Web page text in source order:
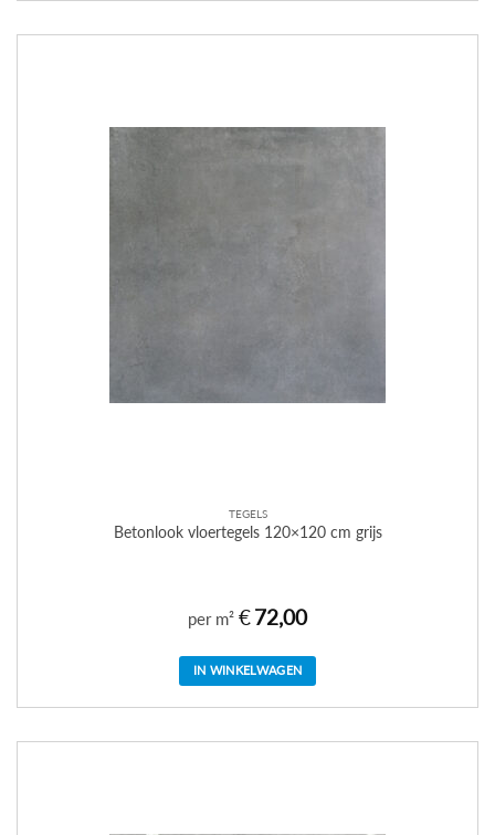
TEGELS
Betonlook vloertegels 120×120 cm grijs
per m² €72,00
IN WINKELWAGEN